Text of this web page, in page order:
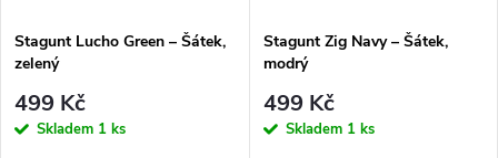
p
r
s
p
r
Stagunt Lucho Green – Šátek,
zelený
499 Kč
Skladem 1 ks
Stagunt Zig Navy – Šátek,
modrý
499 Kč
Skladem 1 ks